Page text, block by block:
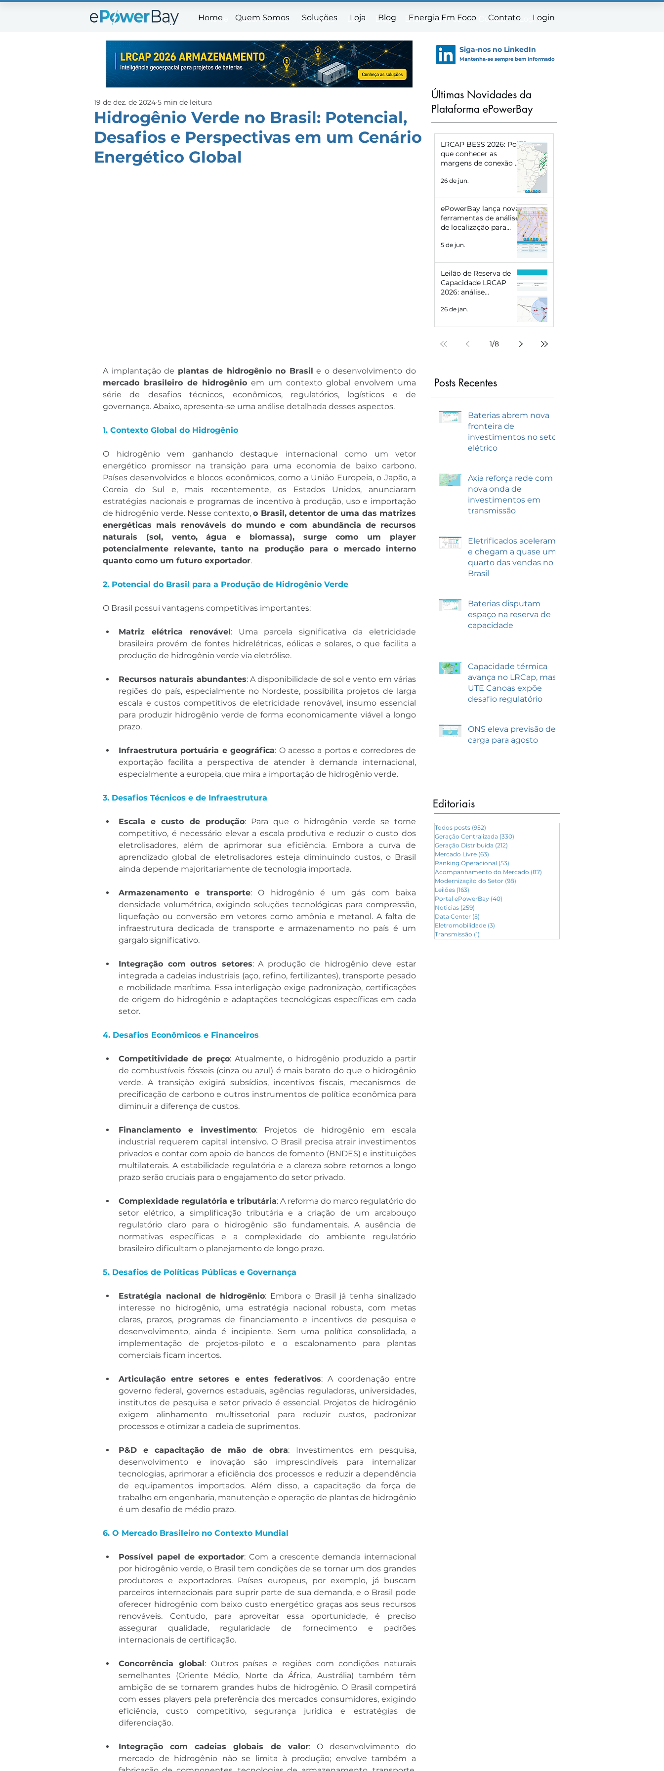
Home Quem Somos Soluções Loja Blog Energia Em Foco Contato Login
Home Quem Somos Soluções Loja Blog Energia Em Foco Contato Login
Siga-nos no LinkedIn
Mantenha-se sempre bem informado
Hidrogênio Verde no Brasil: Potencial,
Desafios e Perspectivas em um Cenário
Energético Global
19 de dez. de 2024 5 min de leitura
A implantação de plantas de hidrogênio no Brasil
mercado brasileiro de hidrogênio em um contexto global envolvem uma
série de desafios técnicos, econômicos, regulatórios, logísticos e de
governança. Abaixo, apresenta-se uma análise detalhada desses aspectos.
1. Contexto Global do Hidrogênio
O hidrogênio vem ganhando destaque internacional como um vetor
energético promissor na transição para uma economia de baixo carbono.
Países desenvolvidos e blocos econômicos, como a União Europeia, o Japão, a
Coreia do Sul e, mais recentemente, os Estados Unidos, anunciaram
estratégias nacionais e programas de incentivo à produção, uso e importação
de hidrogênio verde. Nesse contexto, o Brasil, detentor de uma das matrizes
energéticas mais renováveis do mundo e com abundância de recursos
naturais (sol, vento, água e biomassa), surge como um player
potencialmente relevante, tanto na produção para o mercado interno
quanto como um futuro exportador.
2. Potencial do Brasil para a Produção de Hidrogênio Verde
O Brasil possui vantagens competitivas importantes:
Matriz elétrica renovável: Uma parcela significativa da eletricidade
brasileira provém de fontes hidrelétricas, eólicas e solares, o que facilita a
produção de hidrogênio verde via eletrólise.
Recursos naturais abundantes: A disponibilidade de sol e vento em várias
regiões do país, especialmente no Nordeste, possibilita projetos de larga
escala e custos competitivos de eletricidade renovável, insumo essencial
para produzir hidrogênio verde de forma economicamente viável a longo
prazo.
Infraestrutura portuária e geográfica: O acesso a portos e corredores de
exportação facilita a perspectiva de atender à demanda internacional,
especialmente a europeia, que mira a importação de hidrogênio verde.
3. Desafios Técnicos e de Infraestrutura
Escala e custo de produção: Para que o hidrogênio verde se torne
competitivo, é necessário elevar a escala produtiva e reduzir o custo dos
eletrolisadores, além de aprimorar sua eficiência. Embora a curva de
aprendizado global de eletrolisadores esteja diminuindo custos, o Brasil
ainda depende majoritariamente de tecnologia importada.
Armazenamento e transporte: O hidrogênio é um gás com baixa
densidade volumétrica, exigindo soluções tecnológicas para compressão,
liquefação ou conversão em vetores como amônia e metanol. A falta de
infraestrutura dedicada de transporte e armazenamento no país é um
gargalo significativo.
Integração com outros setores: A produção de hidrogênio deve estar
integrada a cadeias industriais (aço, refino, fertilizantes), transporte pesado
e mobilidade marítima. Essa interligação exige padronização, certificações
de origem do hidrogênio e adaptações tecnológicas específicas em cada
setor.
4. Desafios Econômicos e Financeiros
Competitividade de preço: Atualmente, o hidrogênio produzido a partir
de combustíveis fósseis (cinza ou azul) é mais barato do que o hidrogênio
verde. A transição exigirá subsídios, incentivos fiscais, mecanismos de
precificação de carbono e outros instrumentos de política econômica para
diminuir a diferença de custos.
Financiamento e investimento: Projetos de hidrogênio em escala
industrial requerem capital intensivo. O Brasil precisa atrair investimentos
privados e contar com apoio de bancos de fomento (BNDES) e instituições
multilaterais. A estabilidade regulatória e a clareza sobre retornos a longo
prazo serão cruciais para o engajamento do setor privado.
Complexidade regulatória e tributária: A reforma do marco regulatório do
setor elétrico, a simplificação tributária e a criação de um arcabouço
regulatório claro para o hidrogênio são fundamentais. A ausência de
normativas específicas e a complexidade do ambiente regulatório
brasileiro dificultam o planejamento de longo prazo.
5. Desafios de Políticas Públicas e Governança
Estratégia nacional de hidrogênio: Embora o Brasil já tenha sinalizado
interesse no hidrogênio, uma estratégia nacional robusta, com metas
claras, prazos, programas de financiamento e incentivos de pesquisa e
desenvolvimento, ainda é incipiente. Sem uma política consolidada, a
implementação de projetos-piloto e o escalonamento para plantas
comerciais ficam incertos.
Articulação entre setores e entes federativos: A coordenação entre
governo federal, governos estaduais, agências reguladoras, universidades,
institutos de pesquisa e setor privado é essencial. Projetos de hidrogênio
exigem alinhamento multissetorial para reduzir custos, padronizar
processos e otimizar a cadeia de suprimentos.
P&D e capacitação de mão de obra: Investimentos em pesquisa,
desenvolvimento e inovação são imprescindíveis para internalizar
tecnologias, aprimorar a eficiência dos processos e reduzir a dependência
de equipamentos importados. Além disso, a capacitação da força de
trabalho em engenharia, manutenção e operação de plantas de hidrogênio
é um desafio de médio prazo.
6. O Mercado Brasileiro no Contexto Mundial
Possível papel de exportador: Com a crescente demanda internacional
por hidrogênio verde, o Brasil tem condições de se tornar um dos grandes
produtores e exportadores. Países europeus, por exemplo, já buscam
parceiros internacionais para suprir parte de sua demanda, e o Brasil pode
oferecer hidrogênio com baixo custo energético graças aos seus recursos
renováveis. Contudo, para aproveitar essa oportunidade, é preciso
assegurar qualidade, regularidade de fornecimento e padrões
internacionais de certificação.
Concorrência global: Outros países e regiões com condições naturais
semelhantes (Oriente Médio, Norte da África, Austrália) também têm
ambição de se tornarem grandes hubs de hidrogênio. O Brasil competirá
com esses players pela preferência dos mercados consumidores, exigindo
eficiência, custo competitivo, segurança jurídica e estratégias de
diferenciação.
Integração com cadeias globais de valor: O desenvolvimento do
mercado de hidrogênio não se limita à produção; envolve também a
Últimas Novidades da
Plataforma ePowerBay
LRCAP BESS 2026: Por
que conhecer as
margens de conexão de
definir o sucesso do
26 de jun.
ePowerBay lança novas
ferramentas de análise
de localização para
Eletropostos e Geração
Distribuída
5 de jun.
Leilão de Reserva de
Capacidade LRCAP
2026: análise
preparar com
mercado
26 de jan.
1/8
Posts Recentes
Baterias abrem nova
fronteira de
investimentos no setor
elétrico
Axia reforça rede com
nova onda de
investimentos em
transmissão
Eletrificados aceleram
e chegam a quase um
quarto das vendas no
Brasil
Baterias disputam
espaço na reserva de
capacidade
Capacidade térmica
avança no LRCap, mas
UTE Canoas expõe
desafio regulatório
ONS eleva previsão de
carga para agosto
Editoriais
Todos posts (952)
Geração Centralizada (330)
Geração Distribuída (212)
Mercado Livre (63)
Ranking Operacional (53)
Acompanhamento do Mercado (87)
Modernização do Setor (98)
Leilões (163)
Portal ePowerBay (40)
Noticias (259)
Data Center (5)
Eletromobilidade (3)
Transmissão (1)